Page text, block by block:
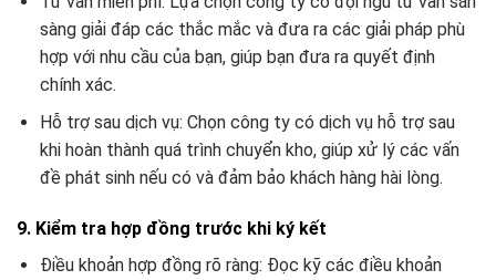
sàng giải đáp các thắc mắc và đưa ra các giải pháp phù
hợp với nhu cầu của bạn, giúp bạn đưa ra quyết định
chính xác.
Hỗ trợ sau dịch vụ: Chọn công ty có dịch vụ hỗ trợ sau
khi hoàn thành quá trình chuyển kho, giúp xử lý các vấn
đề phát sinh nếu có và đảm bảo khách hàng hài lòng.
9. Kiểm tra hợp đồng trước khi ký kết
Điều khoản hợp đồng rõ ràng: Đọc kỹ các điều khoản